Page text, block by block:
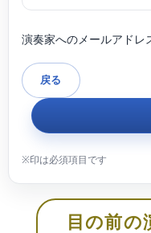
演奏家へのメールアドレ
目の前の